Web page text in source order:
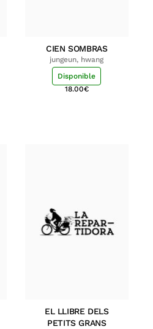
CIEN SOMBRAS
jungeun, hwang
Disponible
18.00€
EL LLIBRE DELS
PETITS GRANS